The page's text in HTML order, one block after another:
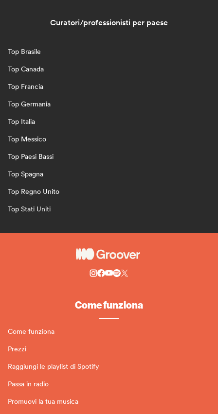
Curatori/professionisti per paese
Top Brasile
Top Canada
Top Francia
Top Germania
Top Italia
Top Messico
Top Paesi Bassi
Top Spagna
Top Regno Unito
Top Stati Uniti
Come funziona
Come funziona
Prezzi
Raggiungi le playlist di Spotify
Passa in radio
Promuovi la tua musica